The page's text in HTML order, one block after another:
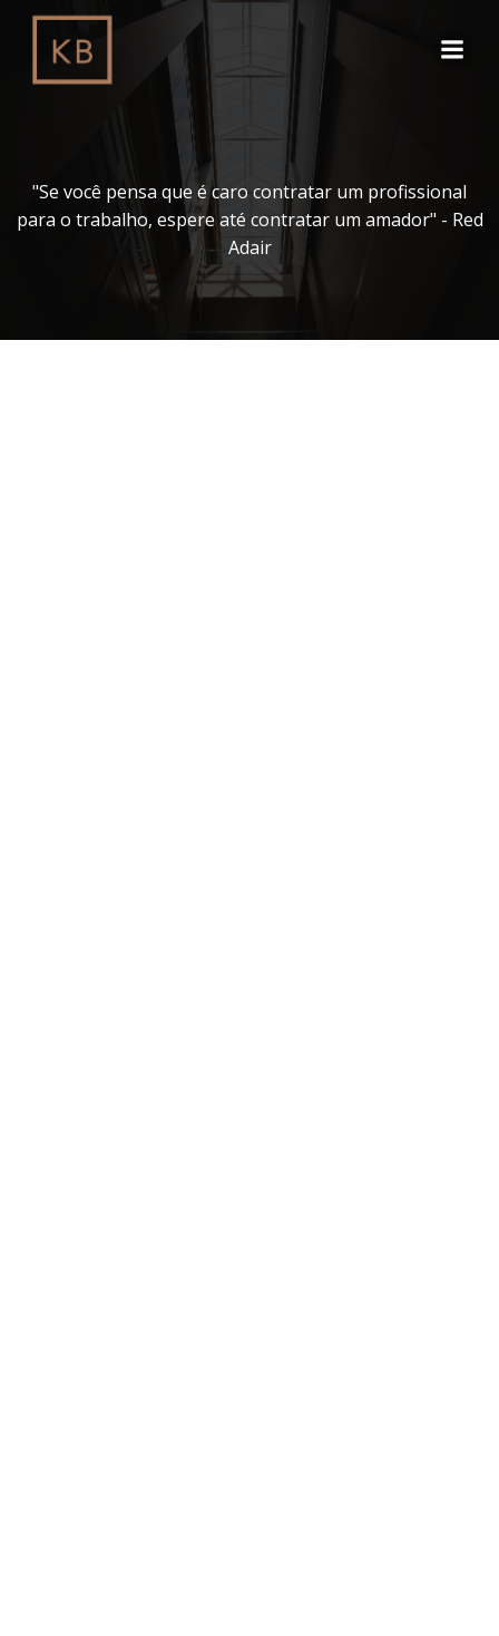
o
conteúdo
"Se você pensa que é caro contratar um profissional
para o trabalho, espere até contratar um amador" - Red
Adair